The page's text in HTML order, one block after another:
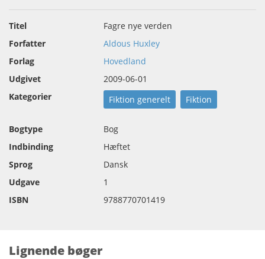
Titel
Fagre nye verden
Forfatter
Aldous Huxley
Forlag
Hovedland
Udgivet
2009-06-01
Kategorier
Fiktion generelt Fiktion
Bogtype
Bog
Indbinding
Hæftet
Sprog
Dansk
Udgave
1
ISBN
9788770701419
Lignende bøger